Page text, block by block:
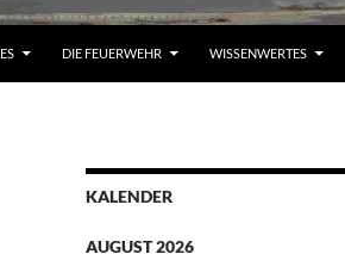
DIE FEUERWEHR WISSENWERTES
KALENDER
AUGUST 2026